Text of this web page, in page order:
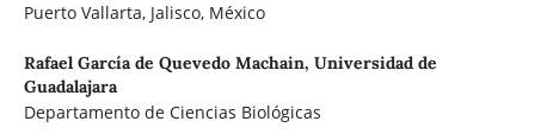
Puerto Vallarta, Jalisco, México
Rafael García de Quevedo Machain, Universidad de
Guadalajara
Departamento de Ciencias Biológicas